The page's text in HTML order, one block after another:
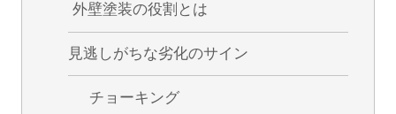
外壁塗装の役割とは
見逃しがちな劣化のサイン
チョーキング